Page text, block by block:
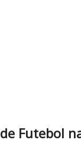
Futebol